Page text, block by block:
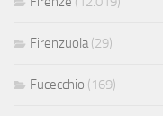
Firenzuola(29)
Fucecchio (169)